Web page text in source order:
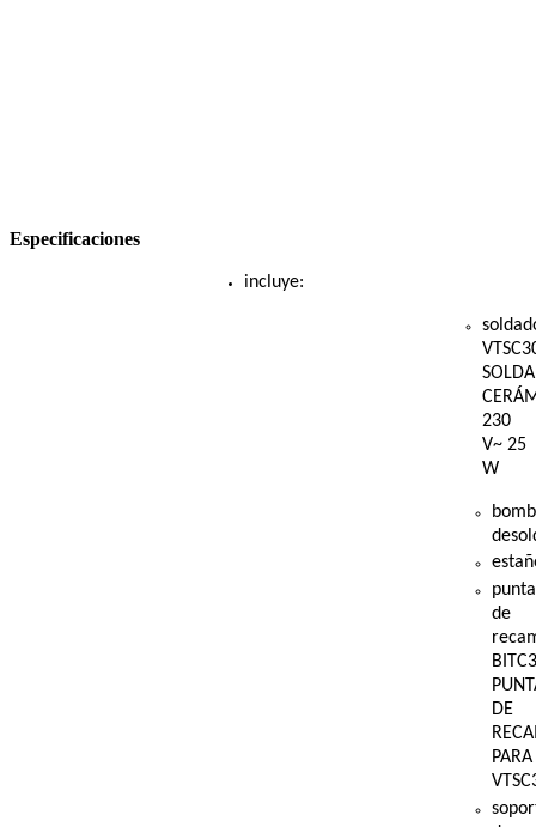
Especificaciones
incluye:
230
V~ 25
W
punta
de
DE
PARA